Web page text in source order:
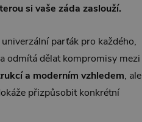
si vaše záda zaslouží.
parťák pro každého,
odmítá dělat kompromisy mezi
a moderním vzhledem, ale
přizpůsobit konkrétní